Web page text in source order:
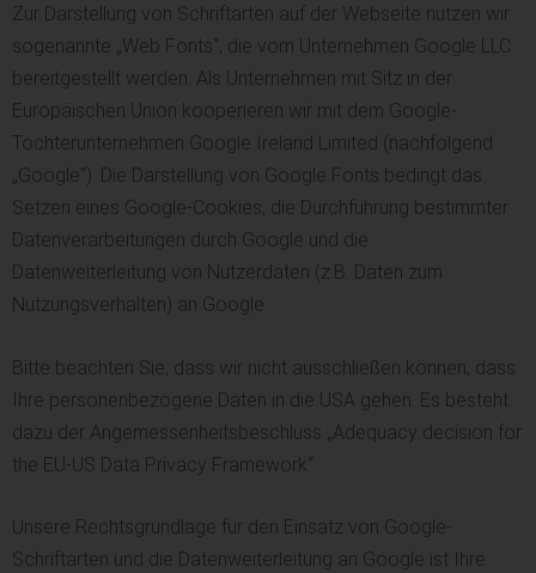
Zur Darstellung von Schriftarten auf der Webseite nutzen wir
sogenannte „Web Fonts“, die vom Unternehmen Google LLC
bereitgestellt werden. Als Unternehmen mit Sitz in der
Europäischen Union kooperieren wir mit dem Google-
Tochterunternehmen Google Ireland Limited (nachfolgend
„Google“). Die Darstellung von Google Fonts bedingt das
Setzen eines Google-Cookies, die Durchführung bestimmter
Datenverarbeitungen durch Google und die
Datenweiterleitung von Nutzerdaten (z.B. Daten zum
Nutzungsverhalten) an Google.
Bitte beachten Sie, dass wir nicht ausschließen können, dass
Ihre personenbezogene Daten in die USA gehen. Es besteht
dazu der Angemessenheitsbeschluss „Adequacy decision for
the EU-US Data Privacy Framework“.
Unsere Rechtsgrundlage für den Einsatz von Google-
Schriftarten und die Datenweiterleitung an Google ist Ihre